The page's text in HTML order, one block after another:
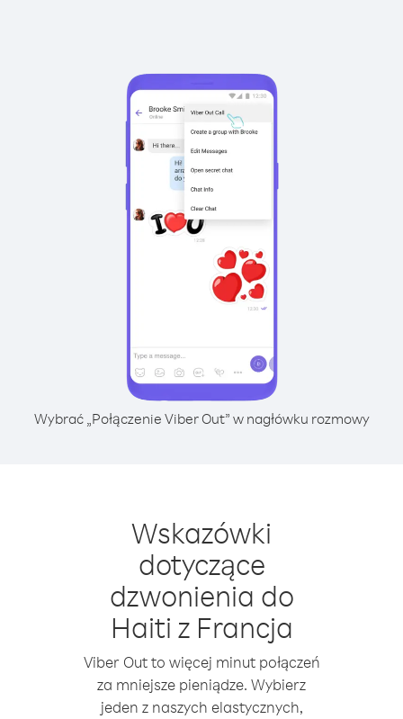
Wybrać „Połączenie Viber Out” w nagłówku rozmowy
Wskazówki
dotyczące
dzwonienia do
Haiti z Francja
Viber Out to więcej minut połączeń
za mniejsze pieniądze. Wybierz
jeden z naszych elastycznych,